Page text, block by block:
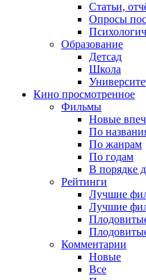
Статьи,
Опросы
Образование
Детсад
Школа
Кино просмотренное
Фильмы
Новые
По
По жанрам
По годам
В порядке
Рейтинги
Лучшие
Лучшие
Комментарии
Новые
Все